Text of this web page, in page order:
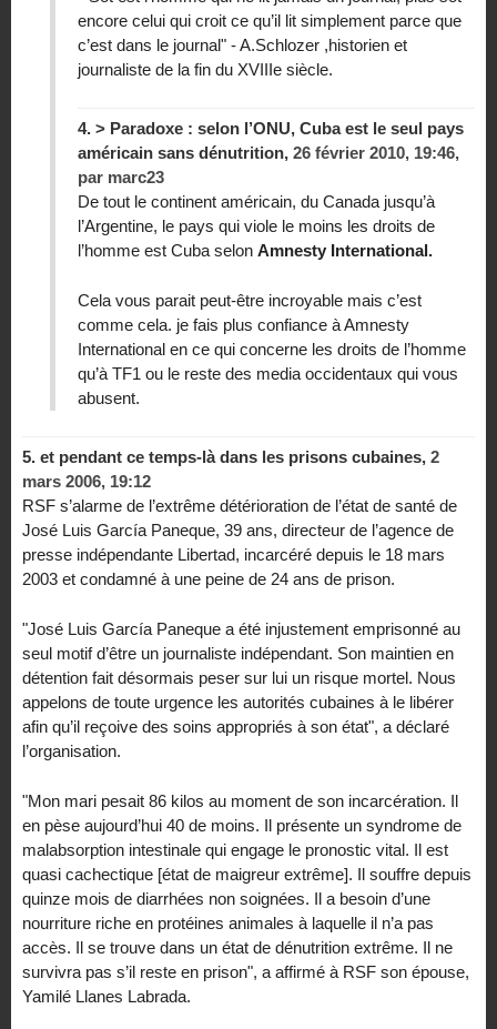
encore celui qui croit ce qu’il lit simplement parce que
c’est dans le journal" - A.Schlozer ,historien et
journaliste de la fin du XVIIIe siècle.
4. > Paradoxe : selon l’ONU, Cuba est le seul pays
américain sans dénutrition, 26 février 2010, 19:46,
par marc23
De tout le continent américain, du Canada jusqu’à
l’Argentine, le pays qui viole le moins les droits de
l’homme est Cuba selon Amnesty International.
Cela vous parait peut-être incroyable mais c’est
comme cela. je fais plus confiance à Amnesty
International en ce qui concerne les droits de l’homme
qu’à TF1 ou le reste des media occidentaux qui vous
abusent.
5. et pendant ce temps-là dans les prisons cubaines, 2
mars 2006, 19:12
RSF s’alarme de l’extrême détérioration de l’état de santé de
José Luis García Paneque, 39 ans, directeur de l’agence de
presse indépendante Libertad, incarcéré depuis le 18 mars
2003 et condamné à une peine de 24 ans de prison.
"José Luis García Paneque a été injustement emprisonné au
seul motif d’être un journaliste indépendant. Son maintien en
détention fait désormais peser sur lui un risque mortel. Nous
appelons de toute urgence les autorités cubaines à le libérer
afin qu’il reçoive des soins appropriés à son état", a déclaré
l’organisation.
"Mon mari pesait 86 kilos au moment de son incarcération. Il
en pèse aujourd’hui 40 de moins. Il présente un syndrome de
malabsorption intestinale qui engage le pronostic vital. Il est
quasi cachectique [état de maigreur extrême]. Il souffre depuis
quinze mois de diarrhées non soignées. Il a besoin d’une
nourriture riche en protéines animales à laquelle il n’a pas
accès. Il se trouve dans un état de dénutrition extrême. Il ne
survivra pas s’il reste en prison", a affirmé à RSF son épouse,
Yamilé Llanes Labrada.